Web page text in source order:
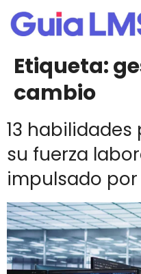
Etiqueta:
cambio
13
su fuerza
impulsado por